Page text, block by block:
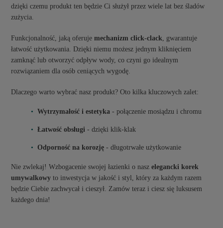
dzięki czemu produkt ten będzie Ci służył przez wiele lat bez śladów
zużycia.
Funkcjonalność, jaką oferujemechanizm click-clack, gwarantuje
łatwość użytkowania. Dzięki niemu możesz jednym kliknięciem
zamknąć lub otworzyć odpływ wody, co czyni go idealnym
rozwiązaniem dla osób ceniących wygodę.
Dlaczego warto wybrać nasz produkt? Oto kilka kluczowych zalet:
Wytrzymałość i estetyka - połączenie mosiądzu i chromu
Łatwość obsługi - dzięki klik-klak
Odporność na korozję - długotrwałe użytkowanie
Nie zwlekaj! Wzbogacenie swojej łazienki o naszelegancki korek
umywalkowy to inwestycja w jakość i styl, który za każdym razem
będzie Ciebie zachwycał i cieszył. Zamów teraz i ciesz się luksusem
każdego dnia!